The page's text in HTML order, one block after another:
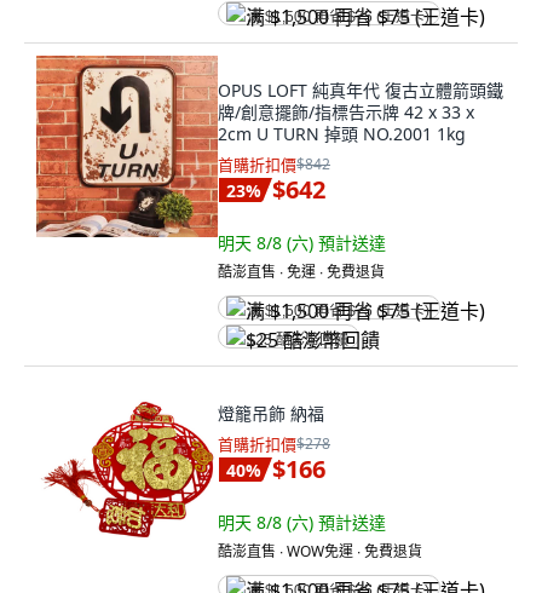
满 $1,500 再省 $75 (王道卡)
OPUS LOFT 純真年代 復古立體箭頭鐵
牌/創意擺飾/指標告示牌 42 x 33 x
2cm U TURN 掉頭 NO.2001 1kg
首購折扣價$842
23% $642
明天 8/8 (六) 預計送達
酷澎直售 ∙ 免運 ∙ 免費退貨
满 $1,500 再省 $75 (王道卡)
$25 酷澎幣回饋
燈籠吊飾 納福
首購折扣價$278
40% $166
明天 8/8 (六) 預計送達
酷澎直售 ∙ WOW免運 ∙ 免費退貨